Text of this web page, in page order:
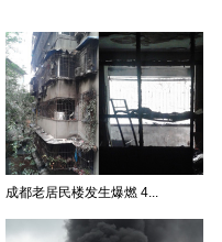
成都老居民楼发生爆燃 4...